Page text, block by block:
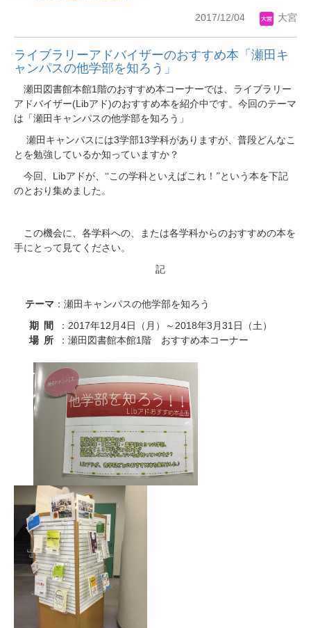
2017/12/04 大宮
ライブラリーアドバイザーのおすすめ本「瀬田キ
ャンパスの他学部を知ろう」
瀬田図書館本館1 階のおすすめ本コーナーでは、ライブラリー
アドバイザー(Libアド)のおすすめ本を紹介中です。今回のテーマ
は「瀬田キャンパスの他学部を知ろう」
瀬田キャンパスには3学部13学科がありますが、普段どんなこ
とを勉強しているか知っていますか？
今回、 Libアドが、“この学科といえばこれ！”という本を下記
のとおり集めました。
この機会に、各学科への、または各学科からのおすすめの本を
手にとって見てください。
記
テーマ ：瀬田キャンパスの他学部を知ろう
期間 ： 2017年12 月 4 日（月）～ 2018年3 月 31 日（土）
場所 ：瀬田図書館本館1 階 おすすめ本コーナー